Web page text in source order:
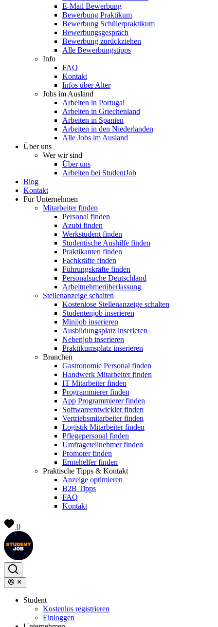
E-Mail Bewerbung
Bewerbung Praktikum
Bewerbung Schülerpraktikum
Bewerbungsgespräch
Bewerbung zurückziehen
Alle Bewerbungstipps
Info
FAQ
Kontakt
Infos über Alter
Jobs im Ausland
Arbeiten in Portugal
Arbeiten in Griechenland
Arbeiten in Spanien
Arbeiten in den Niederlanden
Alle Jobs im Ausland
Über uns
Wer wir sind
Über uns
Arbeiten bei StudentJob
Blog
Kontakt
Für Unternehmen
Mitarbeiter finden
Personal finden
Azubi finden
Werkstudent finden
Studentische Aushilfe finden
Praktikanten finden
Fachkräfte finden
Führungskräfte finden
Personalsuche Deutschland
Arbeitnehmerüberlassung
Stellenanzeige schalten
Kostenlose Stellenanzeige schalten
Studentenjob inserieren
Minijob inserieren
Ausbildungsplatz inserieren
Nebenjob inserieren
Praktikumsplatz inserieren
Branchen
Gastronomie Personal finden
Handwerk Mitarbeiter finden
IT Mitarbeiter finden
Programmierer finden
App Programmierer finden
Softwareentwickler finden
Vertriebsmitarbeiter finden
Logistik Mitarbeiter finden
Pflegepersonal finden
Umfrageteilnehmer finden
Promoter finden
Erntehelfer finden
Praktische Tipps & Kontakt
Anzeige optimieren
B2B Tipps
FAQ
Kontakt
0
Student
Kostenlos registrieren
Einloggen